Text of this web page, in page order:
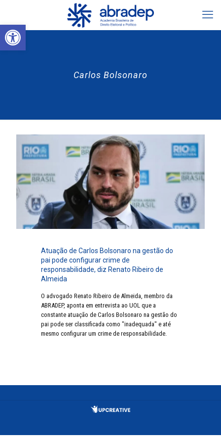
Abrir a barra de ferramentas
Carlos Bolsonaro
Atuação de Carlos Bolsonaro na gestão do
pai pode configurar crime de
responsabilidade, diz Renato Ribeiro de
Almeida
O advogado Renato Ribeiro de Almeida, membro da
ABRADEP, aponta em entrevista ao UOL que a
constante atuação de Carlos Bolsonaro na gestão do
pai pode ser classificada como "inadequada" e até
mesmo configurar um crime de responsabilidade.